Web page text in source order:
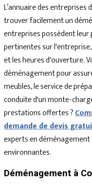
L’annuaire des
trouver facilement un
entreprises possèdent
pertinentes sur
et les heures d'ouverture.
déménagement pour
meubles, le service de
conduite d'un monte-
prestations offertes ?
demande de devis
experts en
environnantes.
Déménagement à